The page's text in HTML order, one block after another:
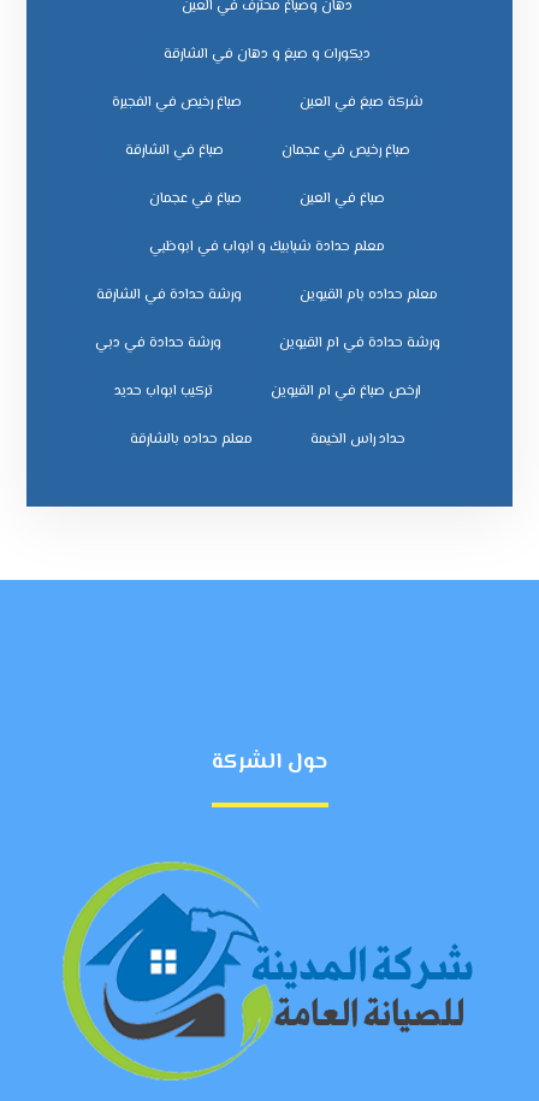
دهان وصباغ محترف في العين
ديكورات و صبغ و دهان في الشارقة
شركة صبغ في العين صباغ رخيص في الفجيرة
صباغ رخيص في عجمان صباغ في الشارقة
صباغ في العين صباغ في عجمان
معلم حدادة شبابيك و ابواب في ابوظبي
معلم حداده بام القيوين ورشة حدادة في الشارقة
ورشة حدادة في ام القيوين ورشة حدادة في دبي
ﺗﺮﻛﻴﺐ اﺑﻮاب ﺣﺪﻳﺪ
ﺣﺪاد راس اﻟﺨﻴﻤﺔ ﻣﻌﻠﻢ ﺣﺪاده ﺑﺎﻟﺸﺎرﻗﺔ
حول الشركة